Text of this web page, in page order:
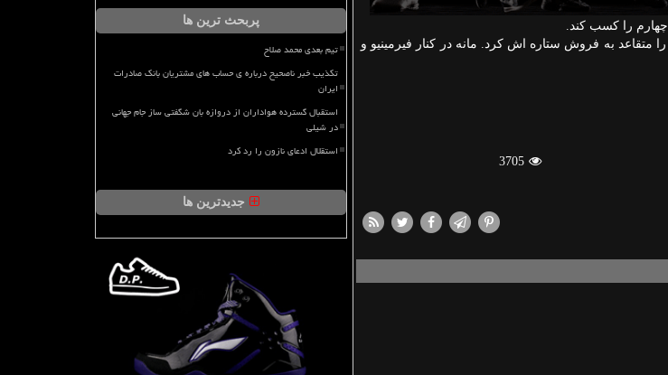
چهارم را كسب كند.
متقاعد به فروش ستاره اش كرد. مانه در كنار فیرمینیو و
3705
پربحث ترین ها
تیم بعدی محمد صلاح
تکذیب خبر ناصحیح درباره ی حساب های مشتریان بانک صادرات
ایران
استقبال گسترده هواداران از دروازه بان شگفتی ساز جام جهانی
در شیلی
استقلال ادعای نازون را رد کرد
جدیدترین ها